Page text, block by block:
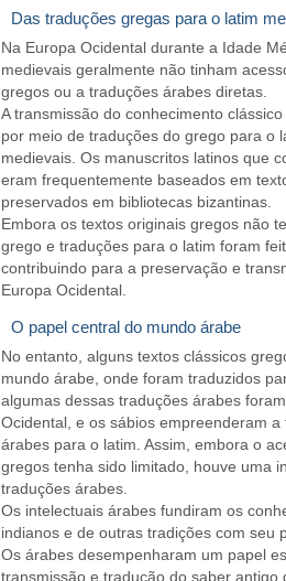
Das traduções gregas para o latim
Na Europa Ocidental durante a Idade
medievais geralmente não tinham
gregos ou a traduções árabes diretas.
A transmissão do conhecimento
por meio de traduções do grego para o
medievais. Os manuscritos latinos que
eram frequentemente baseados em
preservados em bibliotecas bizantinas.
Embora os textos originais gregos não
grego e traduções para o latim foram
contribuindo para a preservação e
Europa Ocidental.
O papel central do mundo árabe
No entanto, alguns textos clássicos
mundo árabe, onde foram traduzidos
algumas dessas traduções árabes
Ocidental, e os sábios empreenderam
árabes para o latim. Assim, embora o
gregos tenha sido limitado, houve uma
traduções árabes.
Os intelectuais árabes fundiram os
indianos e de outras tradições com seu
Os árabes desempenharam um papel
transmissão e tradução do saber antigo